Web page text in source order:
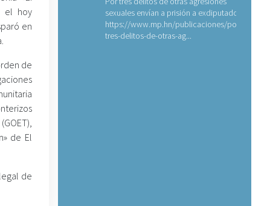
el hoy
en
de
de El
de
sexuales envían a prisión a exdiputado
https://www.mp.hn/publicaciones/por-
tres-delitos-de-otras-ag...